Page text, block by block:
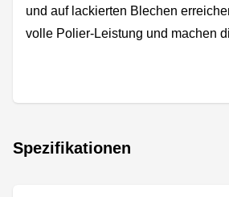
und auf lackierten Blechen
volle Polier-Leistung und machen
Spezifikationen